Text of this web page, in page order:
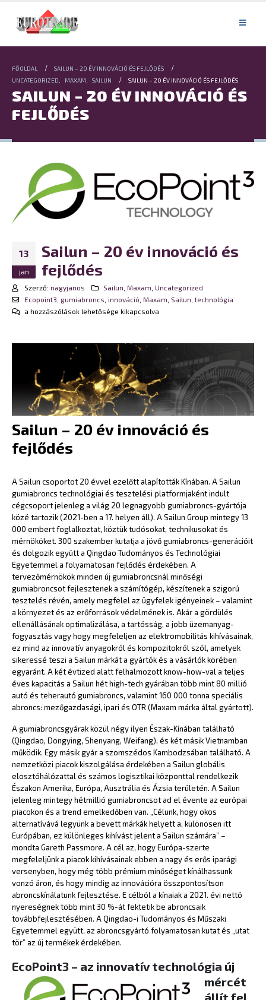
FŐOLDAL
SAILUN – 20 ÉV INNOVÁCIÓ ÉS FEJLŐDÉS
UNCATEGORIZED
MAXAM SAILUN SAILUN – 20 ÉV INNOVÁCIÓ ÉS FEJLŐDÉS
SAILUN – 20 ÉV INNOVÁCIÓ ÉS
FEJLŐDÉS
13
jan
Sailun – 20 év innováció és
fejlődés
Szerző: nagyjanos Sailun ,Maxam ,Uncategorized
Ecopoint3 gumiabroncs innováció Maxam Sailun ,technológia
Sailun
év
fejlődés
bejegyzéshez
a hozzászólások lehetősége kikapcsolva
Sailun – 20 év innováció és
fejlődés
A Sailun csoportot 20 évvel ezelőtt alapították Kínában. A Sailun
gumiabroncs technológiai és tesztelési platformjaként indult
cégcsoport jelenleg a világ 20 legnagyobb gumiabroncs-gyártója
közé tartozik (2021-ben a 17. helyen áll). A Sailun Group mintegy 13
000 embert foglalkoztat, köztük tudósokat, technikusokat és
mérnököket. 300 szakember kutatja a jövő gumiabroncs-generációit
és dolgozik együtt a Qingdao Tudományos és Technológiai
Egyetemmel a folyamatosan fejlődés érdekében. A
tervezőmérnökök minden új gumiabroncsnál minőségi
gumiabroncsot fejlesztenek a számítógép, készítenek a szigorú
tesztelés révén, amely megfelel az ügyfelek igényeinek – valamint
a környezet és az erőforrások védelmének is. Akár a gördülés
ellenállásának optimalizálása, a tartósság, a jobb üzemanyag-
fogyasztás vagy hogy megfeleljen az elektromobilitás kihívásainak,
ez mind az innovatív anyagokról és kompozitokról szól, amelyek
sikeressé teszi a Sailun márkát a gyártók és a vásárlók körében
egyaránt. A két évtized alatt felhalmozott know-how-val a teljes
éves kapacitás a Sailun hét high-tech gyárában több mint 80 millió
autó és teherautó gumiabroncs, valamint 160 000 tonna speciális
abroncs: mezőgazdasági, ipari és OTR (Maxam márka által gyártott).
A gumiabroncsgyárak közül négy ilyen Észak-Kínában található
(Qingdao, Dongying, Shenyang, Weifang), és két másik Vietnamban
működik. Egy másik gyár a szomszédos Kambodzsában található. A
nemzetközi piacok kiszolgálása érdekében a Sailun globális
elosztóhálózattal és számos logisztikai központtal rendelkezik
Északon Amerika, Európa, Ausztrália és Ázsia területén. A Sailun
jelenleg mintegy hétmillió gumiabroncsot ad el évente az európai
piacokon és a trend emelkedőben van. „Célunk, hogy okos
alternatívává legyünk a bevett márkák helyett a, különösen itt
Európában, ez különleges kihívást jelent a Sailun számára” –
mondta Gareth Passmore. A cél az, hogy Európa-szerte
megfeleljünk a piacok kihívásainak ebben a nagy és erős iparági
versenyben, hogy még több prémium minőséget kínálhassunk
vonzó áron, és hogy mindig az innovációra összpontosítson
abroncskínálatunk fejlesztése. E célból a kínaiak a 2021. évi nettó
nyereségnek több mint 30 %-át fektetik be abroncsaik
továbbfejlesztésében. A Qingdao-i Tudományos és Műszaki
Egyetemmel együtt, az abroncsgyártó folyamatosan kutat és „utat
tör” az új termékek érdekében.
EcoPoint3 – az innovatív technológia új
mércét
állít fel